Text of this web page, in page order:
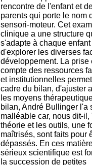
rencontre de l'enfant et
parents qui porte le nom
sensori-moteur. Cet
clinique a une structure
s'adapte à chaque enfant
d'explorer les diverses
développement. La prise
compte des ressources
et institutionnelles
cadre du bilan, d'ajuster
les moyens
bilan, André Bullinger l'a
malléable car, nous dit-il,
théorie et les outils, une
maîtrisés, sont faits pour
dépassés. En ces
sérieux scientifique est
la succession de petites
C
e
n
t
r
e
H
o
s
p
i
t
a
l
i
e
r
l